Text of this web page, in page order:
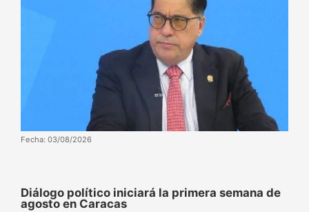
Fecha: 03/08/2026
Diálogo político iniciará la primera semana de
agosto en Caracas